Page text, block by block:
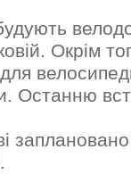
Окрім
Останню